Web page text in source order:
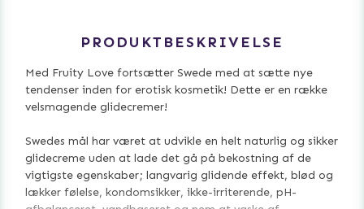
PRODUKTBESKRIVELSE
Med Fruity Love fortsætter Swede med at sætte nye
tendenser inden for erotisk kosmetik! Dette er en række
velsmagende glidecremer!
Swedes mål har været at udvikle en helt naturlig og sikker
glidecreme uden at lade det gå på bekostning af de
vigtigste egenskaber; langvarig glidende effekt, blød og
lækker følelse, kondomsikker, ikke-irriterende, pH-